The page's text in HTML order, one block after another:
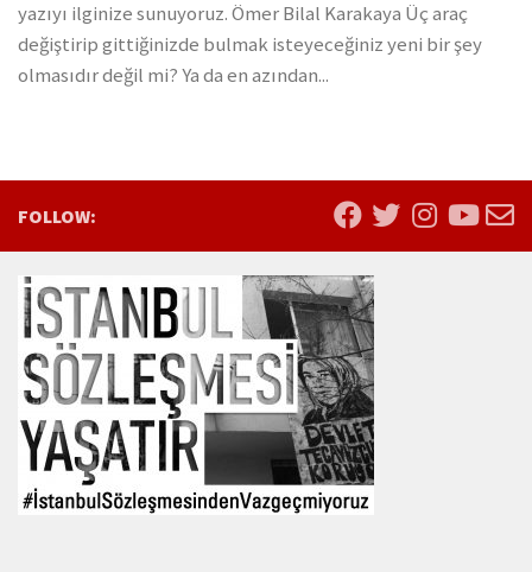
yazıyı ilginize sunuyoruz. Ömer Bilal Karakaya Üç araç
değiştirip gittiğinizde bulmak isteyeceğiniz yeni bir şey
olmasıdır değil mi? Ya da en azından...
FOLLOW: